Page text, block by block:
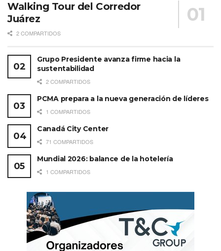
Walking Tour del Corredor
Juárez
2 COMPARTIDOS
Grupo Presidente avanza firme hacia la
sustentabilidad
2 COMPARTIDOS
PCMA prepara a la nueva generación de líderes
1 COMPARTIDOS
Canadá City Center
71 COMPARTIDOS
Mundial 2026: balance de la hotelería
1 COMPARTIDOS